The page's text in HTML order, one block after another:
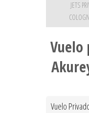
JETS
Vuelo
Vuelo